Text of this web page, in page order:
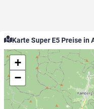
Karte Super E5 Preise in
+
−